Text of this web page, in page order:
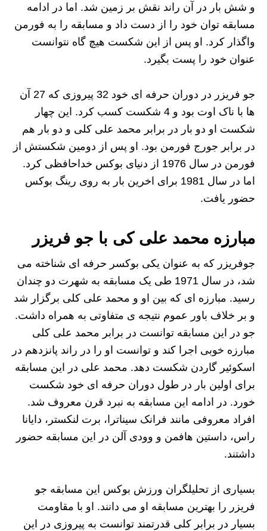
و شش بار در آن راند نقش بر زمین شد. اما در ادامه
مسابقه توان خود را از دست داد و مسابقه را به فورمن
واگذار کرد. او پس از این شکست هیچ گاه نتوانست
عنوان خود را پست بگیرد.
جو فریزر در دوران حرفه ای خود 32 پیروزی که 27 آن
ها با ناک اوت بود و 4 شکست کسب کرد. این چهار
شکست او دو بار در برابر محمد علی کلی و دو بار هم
در برابر جورج فورمن بود. او پس از دومین شکستش از
فورمن در سال 1976 از دنیای بوکس خداحافظی کرد.
اما در سال 1981 برای اخرین بار به روی رینگ بوکس
حضور یافت.
مبارزه محمد علی کی با جو فریزر
جوفریزر که به عنوان یکی بوکسر حرفه ای شناخته می
شد، در سال 1971 طی یک مسابقه به شهرت دو چندان
رسید. مبارزه ای که بین او و محمد علی کلی برگزار شد
و بر خلاف باور عموم نتیجه ی متفاوتی به همراه داشت.
جو در این مسابقه توانست در برابر محمد علی کلی
مبارزه خوبی اجرا کند و توانست او را در راند پانزدهم در
اسکوئیر گاردن شکست دهد. محمد علی در این مسابقه
برای اولین بار در طول دوران حرفه ای خود شکست
خورد. در ادامه این مسابقه به نبرد قرن معروف شد.
افراد معروفی مانند فرانک سیناترا، برت لنکستر، دایانا
راس، داستین هافمن و وودی آلن در این مسابقه حضور
داشتند.
بسیاری از تحلیلگران ورزش بوکس این مسابقه جو
فریزر را بهترین مسابقه او می دانند. او با مقاومت
بسیار در برابر کلی قدرتمند توانست به پیروزی در این